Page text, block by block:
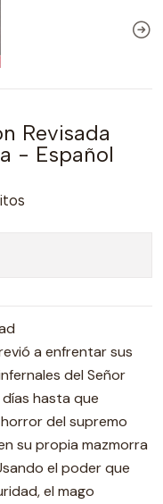
Revisada
- Español
a enfrentar sus
del Señor
hasta que
del supremo
su propia mazmorra
el poder que
el mago